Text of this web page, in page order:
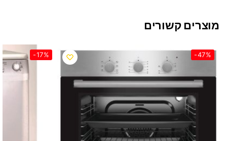
מוצרים קשורים
-47%
-17%